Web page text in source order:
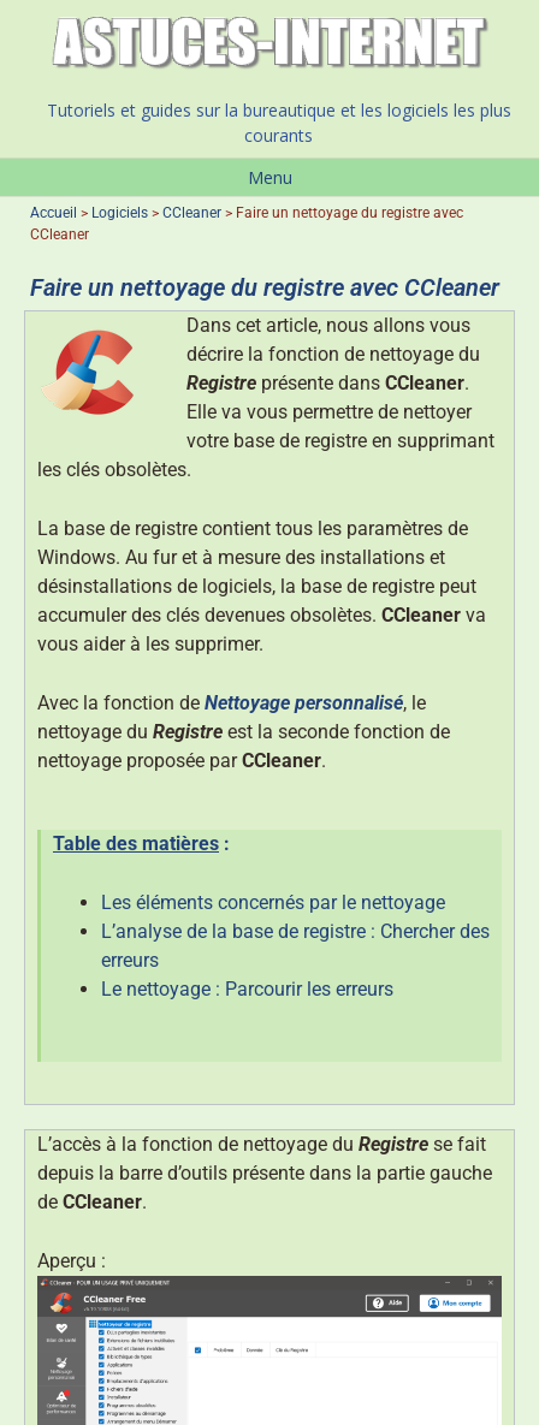
Tutoriels et guides sur la bureautique et les logiciels les plus
courants
Menu
Accueil > Logiciels > CCleaner > Faire un nettoyage du registre avec
CCleaner
Faire un nettoyage du registre avec CCleaner
Dans cet article, nous allons vous
décrire la fonction de nettoyage du
Registre présente dans CCleaner.
Elle va vous permettre de nettoyer
votre base de registre en supprimant
les clés obsolètes.
La base de registre contient tous les paramètres de
Windows. Au fur et à mesure des installations et
désinstallations de logiciels, la base de registre peut
accumuler des clés devenues obsolètes. CCleaner va
vous aider à les supprimer.
Avec la fonction de Nettoyage personnalisé, le
nettoyage du Registre est la seconde fonction de
nettoyage proposée parCCleaner.
Table des matières :
Les éléments concernés par le nettoyage
L’analyse de la base de registre : Chercher des
erreurs
Le nettoyage : Parcourir les erreurs
L’accès à la fonction de nettoyage du Registre se fait
depuis la barre d’outils présente dans la partie gauche
de CCleaner.
Aperçu :